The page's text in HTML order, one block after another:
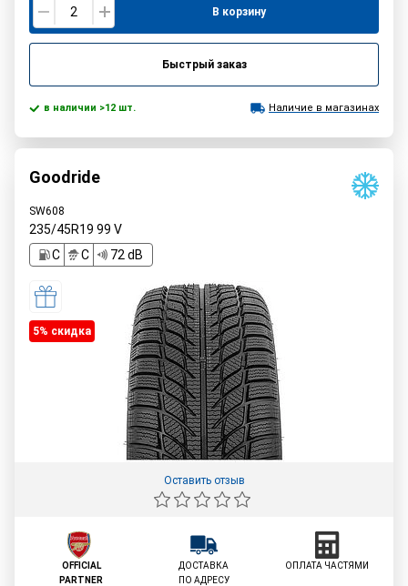
В корзину
Быстрый заказ
в наличии >12 шт. Наличие в магазинах
Goodride
SW608
235/45R19 99 V
C
C 72 dB
5% cкидка
Оставить отзыв
OFFICIAL
PARTNER
ДОСТАВКА
ПО АДРЕСУ
ОПЛАТА ЧАСТЯМИ